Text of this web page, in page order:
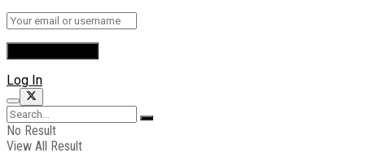
Log In
No Result
View All Result